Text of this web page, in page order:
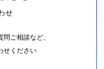
せ
ご相談など、
せください